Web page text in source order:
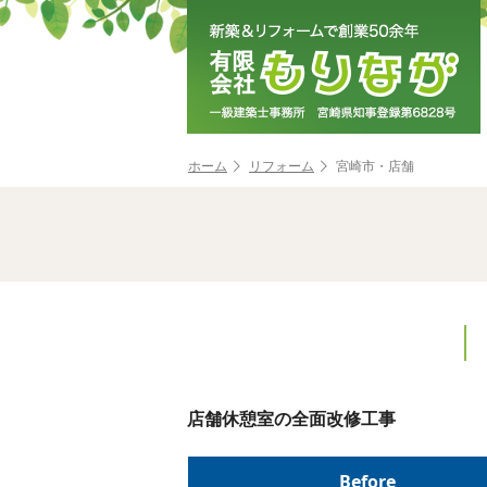
ホーム リフォーム 宮崎市・店舗
店舗休憩室の全面改修工事
Before